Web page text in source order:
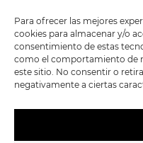
Para ofrecer las mejores
cookies para almacenar y/o
consentimiento de estas
como el comportamiento de
este sitio. No consentir o
negativamente a ciertas